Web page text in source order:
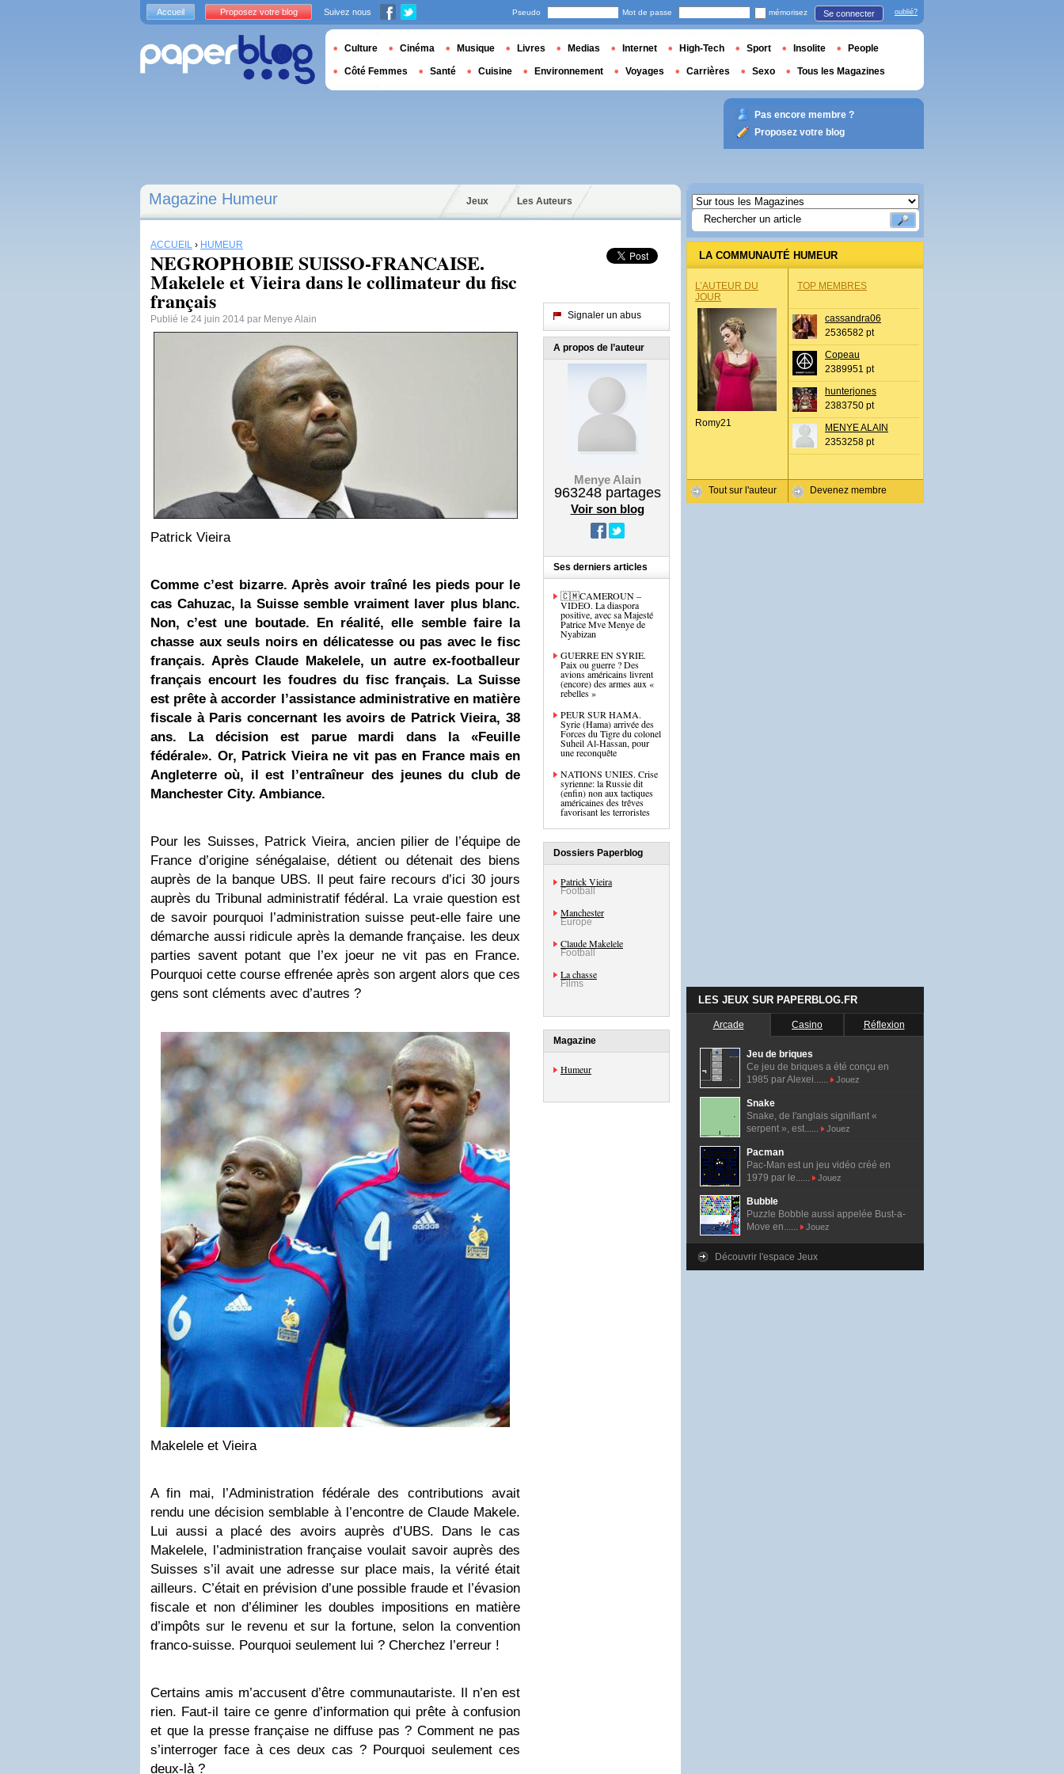
Magazine Humeur Jeux Les Auteurs
ACCUEIL › HUMEUR
NEGROPHOBIE SUISSO-FRANCAISE.
Makelele et Vieira dans le collimateur du fisc
français
Publié le 24 juin 2014 par Menye Alain
Patrick Vieira
Comme c’est bizarre. Après avoir traîné les pieds pour le
cas Cahuzac, la Suisse semble vraiment laver plus blanc.
Non, c’est une boutade. En réalité, elle semble faire la
chasse aux seuls noirs en délicatesse ou pas avec le fisc
français. Après Claude Makelele, un autre ex-footballeur
français encourt les foudres du fisc français. La Suisse
est prête à accorder l’assistance administrative en matière
fiscale à Paris concernant les avoirs de Patrick Vieira, 38
ans. La décision est parue mardi dans la «Feuille
fédérale». Or, Patrick Vieirane vit pas en France mais en
Angleterre où, il est l’entraîneur des jeunes du club de
Manchester City. Ambiance.
Pour les Suisses, Patrick Vieira, ancien pilier de l’équipe de
France d’origine sénégalaise, détient ou détenait des biens
auprès de la banque UBS. Il peut faire recours d’ici 30 jours
auprès du Tribunal administratif fédéral. La vraie question est
de savoir pourquoi l’administration suisse peut-elle faire une
démarche aussi ridicule après la demande française. les deux
parties savent potant que l’ex joeur ne vit pas en France.
Pourquoi cette course effrenée après son argent alors que ces
gens sont cléments avec d’autres ?
Makelele et Vieira
A fin mai, l’Administration fédérale des contributions avait
rendu une décision semblable à l’encontre de Claude Makele.
Lui aussi a placé des avoirs auprès d’UBS. Dans le cas
Makelele, l’administration française voulait savoir auprès des
Suisses s’il avait une adresse sur place mais, la vérité était
ailleurs. C’était en prévision d’une possible fraude et l’évasion
fiscale et non d’éliminer les doubles impositions en matière
d’impôts sur le revenu et sur la fortune, selon la convention
franco-suisse. Pourquoi seulement lui ? Cherchez l’erreur !
Certains amis m’accusent d’être communautariste. Il n’en est
rien. Faut-il taire ce genre d’information qui prête à confusion
et que la presse française ne diffuse pas ? Comment ne pas
s’interroger face à ces deux cas ? Pourquoi seulement ces
deux-là ?
Signaler un abus
A propos de l’auteur
Menye Alain
963248partages
Voir son blog
Ses derniers articles
🇨🇲CAMEROUN –
VIDEO. La diaspora
positive, avec sa Majesté
Patrice Mve Menye de
Nyabizan
GUERRE EN SYRIE.
Paix ou guerre ? Des
avions américains livrent
(encore) des armes aux «
rebelles »
PEUR SUR HAMA.
Syrie (Hama) arrivée des
Forces du Tigre du colonel
Suheil Al-Hassan, pour
une reconquête
NATIONS UNIES. Crise
syrienne: la Russie dit
(enfin) non aux tactiques
américaines des trêves
favorisant les terroristes
Dossiers Paperblog
Patrick Vieira
Football
Manchester
Europe
Claude Makelele
Football
La chasse
Films
Magazine
Humeur
LA COMMUNAUTÉ HUMEUR
L’AUTEUR DU
JOUR
Romy21
Tout sur l'auteur
TOP MEMBRES
cassandra06
2536582 pt
Copeau
2389951 pt
hunterjones
2383750 pt
MENYE ALAIN
2353258 pt
Devenez membre
LES JEUX SUR PAPERBLOG.FR
Arcade Casino Réflexion
Jeu de briques
Ce jeu de briques a été conçu en
1985 par Alexei......
Jouez
Snake
Snake, de l'anglais signifiant «
serpent », est......
Jouez
Pacman
Pac-Man est un jeu vidéo créé en
1979 par le......
Jouez
Bubble
Puzzle Bobble aussi appelée Bust-a-
Move en......
Jouez
Découvrir l'espace Jeux
Accueil Proposez votre blog Suivez nous Pseudo Mot de passe mémorisez Se connecter oublié?
Culture Cinéma Musique Livres Medias Internet High-Tech Sport Insolite People
Côté Femmes Santé Cuisine Environnement Voyages Carrières Sexo Tous les Magazines
Pas encore membre ?
Proposez votre blog